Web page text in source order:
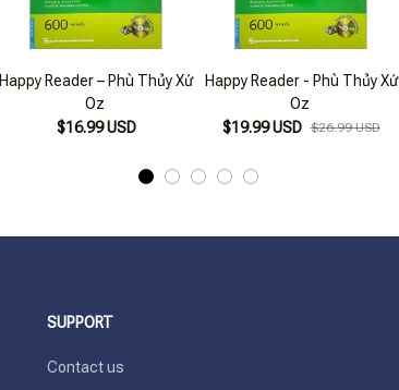
Happy Reader – Phù Thủy Xứ
Oz
$16.99 USD
Happy Reader - Phù Thủy Xứ
Oz
$19.99 USD $26.99 USD
SUPPORT
Contact us